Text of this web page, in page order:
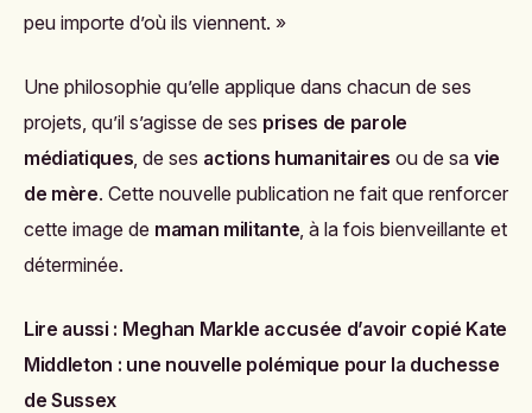
peu importe d’où ils viennent. »
Une philosophie qu’elle applique dans chacun de ses
projets, qu’il s’agisse de ses prises de parole
médiatiques, de ses actions humanitaires ou de savie
de mère. Cette nouvelle publication ne fait que renforcer
cette image de maman militante, à la fois bienveillante et
déterminée.
Lire aussi : Meghan Markle accusée d’avoir copié Kate
Middleton : une nouvelle polémique pour la duchesse
de Sussex